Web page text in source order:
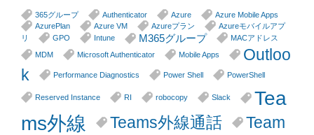
365グループ Authenticator Azure
Azure Mobile Apps
AzurePlan
Azure VM Azureプラン
Azureモバイルアプ
リ
GPO Intune M365グループ
MACアドレス
MDM
Microsoft Authenticator Mobile Apps
Outloo
k
Performance Diagnostics Power Shell PowerShell
Reserved Instance RI robocopy Slack
Tea
ms外線
Teams外線通話
Team